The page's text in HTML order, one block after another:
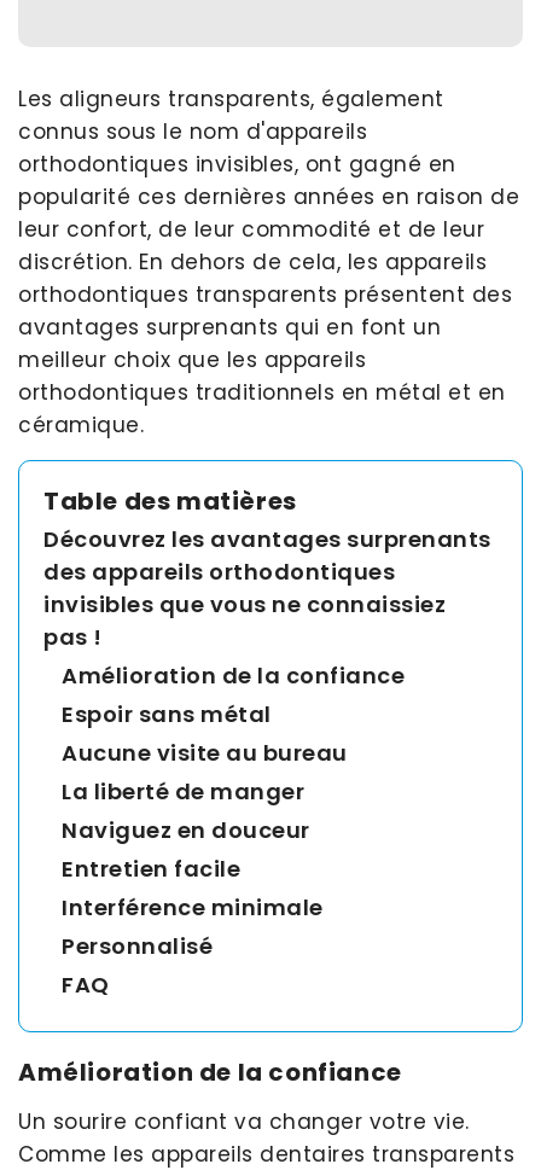
Asia
Pacific
Australia
New
Zealand
Malaysia
Les aligneurs transparents, également
connus sous le nom d'appareils
orthodontiques invisibles, ont gagné en
popularité ces dernières années en raison de
leur confort, de leur commodité et de leur
discrétion. En dehors de cela, les appareils
orthodontiques transparents présentent des
avantages surprenants qui en font un
meilleur choix que les appareils
orthodontiques traditionnels en métal et en
céramique.
Table des matières
Découvrez les avantages surprenants
des appareils orthodontiques
invisibles que vous ne connaissiez
pas !
Amélioration de la confiance
Espoir sans métal
Aucune visite au bureau
La liberté de manger
Naviguez en douceur
Entretien facile
Interférence minimale
Personnalisé
FAQ
Amélioration de la confiance
Un sourire confiant va changer votre vie.
Comme les appareils dentaires transparents